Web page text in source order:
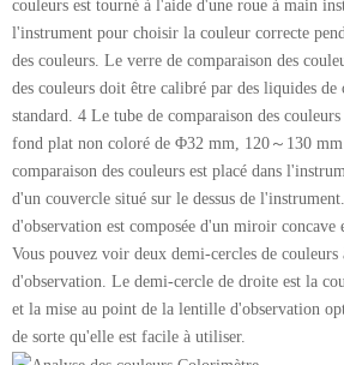
couleurs est tourné à l'aide d'une roue à main
l'instrument pour choisir la couleur correcte
des couleurs. Le verre de comparaison des
des couleurs doit être calibré par des liquides de
standard. 4 Le tube de comparaison des
fond plat non coloré de Φ32 mm, 120～130
comparaison des couleurs est placé dans
d'un couvercle situé sur le dessus de
d'observation est composée d'un miroir concave
Vous pouvez voir deux demi-cercles de
d'observation. Le demi-cercle de droite est la
et la mise au point de la lentille d'observation
de sorte qu'elle est facile à utiliser.